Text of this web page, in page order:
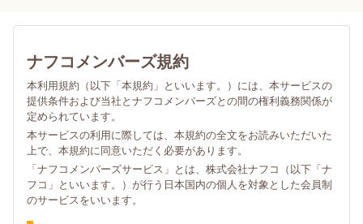
ナフコメンバーズ規約
本利用規約（以下「本規約」といいます。）には、本サービスの
提供条件および当社とナフコメンバーズとの間の権利義務関係が
定められています。
本サービスの利用に際しては、本規約の全文をお読みいただいた
上で、本規約に同意いただく必要があります。
「ナフコメンバーズサービス」とは、株式会社ナフコ（以下「ナ
フコ」といいます。）が行う日本国内の個人を対象とした会員制
のサービスをいいます。